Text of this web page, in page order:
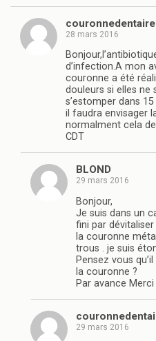
couronnedentaire
28 mars 2016
d’infection.A mon
couronne a été
douleurs si elles ne
s’estomper dans
il faudra envisager
normalment cela
CDT
BLOND
29 mars 2016
Bonjour,
Je suis dans un
fini par
la couronne
trous . je suis
Pensez vous
la couronne ?
Par avance Merci
29 mars 2016